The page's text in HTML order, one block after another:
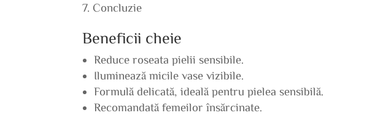
Concluzie
Beneficii cheie
Reduce roseata pielii sensibile.
Iluminează micile vase vizibile.
Formulă delicată, ideală pentru pielea sensibilă.
Recomandată femeilor însărcinate.